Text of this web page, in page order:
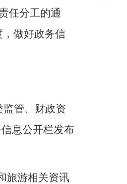
任分工的通
做好政务信
监管、财政资
息公开栏发布
旅游相关资讯